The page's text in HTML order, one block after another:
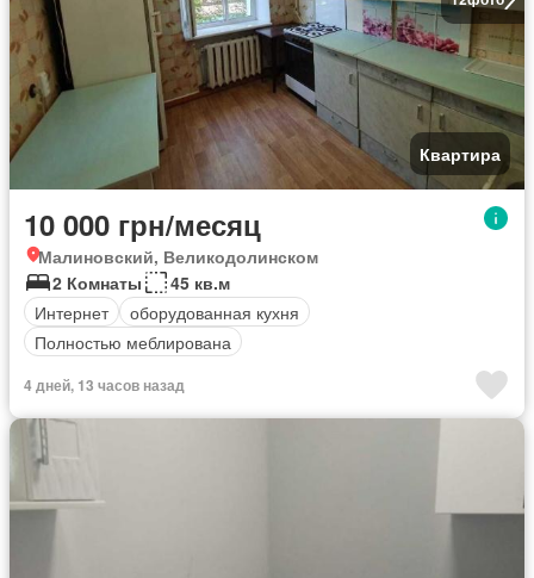
Квартира
10 000 грн/месяц
Малиновский, Великодолинском
2 Комнаты
45 кв.м
Интернет
оборудованная кухня
Полностью меблирована
4 дней, 13 часов назад